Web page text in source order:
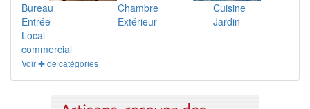
Bureau Chambre
Cuisine
Entrée
Extérieur
Jardin
Local
commercial
Voir ✚ de catégories